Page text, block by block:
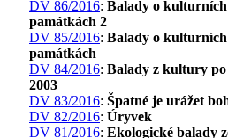
DV 86/2016: Balady o kulturních
památkách 2
DV 85/2016: Balady o kulturních
památkách
DV 84/2016: Balady z kultury po
2003
DV 83/2016: Špatné je urážet
DV 82/2016: Úryvek
DV 81/2016: Ekologické balady